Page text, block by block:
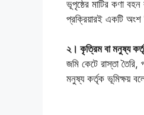
ভূপৃষ্ঠের মাটির কণা
প্রক্রিয়ারই একটি অংশ
২। কৃত্রিম বা মনুষ্য
জমি কেটে রাস্তা
মনুষ্য কর্তৃক ভূমিক্ষয়